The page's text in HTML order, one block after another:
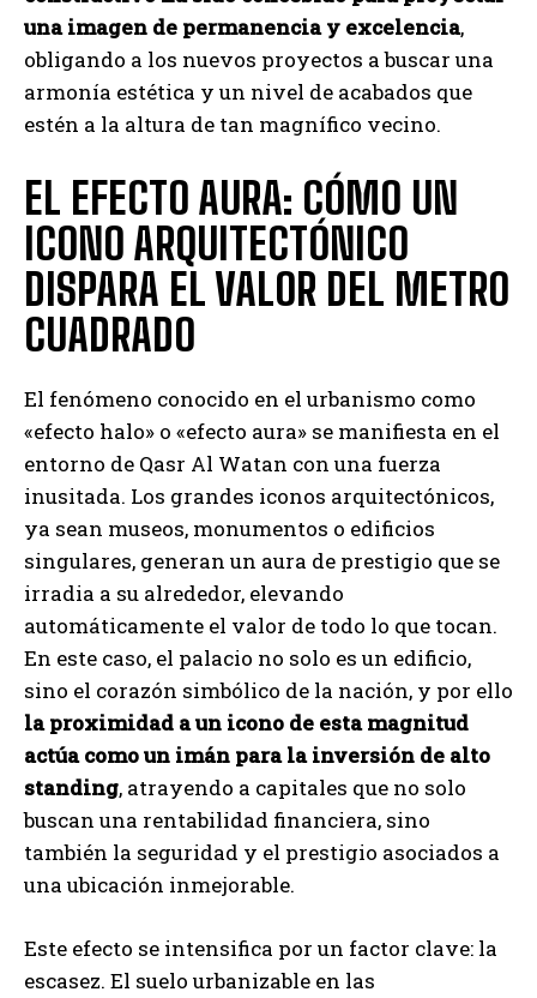
una imagen de permanencia y excelencia,
obligando a los nuevos proyectos a buscar una
armonía estética y un nivel de acabados que
estén a la altura de tan magnífico vecino.
EL EFECTO AURA: CÓMO UN
ICONO ARQUITECTÓNICO
DISPARA EL VALOR DEL METRO
CUADRADO
El fenómeno conocido en el urbanismo como
«efecto halo» o «efecto aura» se manifiesta en el
entorno de Qasr Al Watan con una fuerza
inusitada. Los grandes iconos arquitectónicos,
ya sean museos, monumentos o edificios
singulares, generan un aura de prestigio que se
irradia a su alrededor, elevando
automáticamente el valor de todo lo que tocan.
En este caso, el palacio no solo es un edificio,
sino el corazón simbólico de la nación, y por ello
la proximidad a un icono de esta magnitud
actúa como un imán para la inversión de alto
standing, atrayendo a capitales que no solo
buscan una rentabilidad financiera, sino
también la seguridad y el prestigio asociados a
una ubicación inmejorable.
Este efecto se intensifica por un factor clave: la
escasez. El suelo urbanizable en las